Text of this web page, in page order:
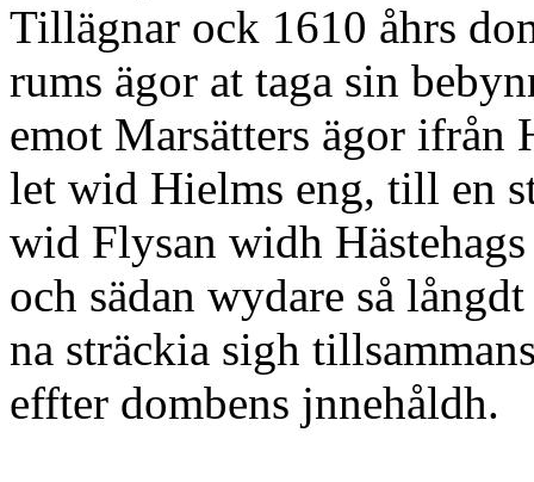
Tillägnar ock 1610 åhrs
rums ägor at taga sin
emot Marsätters ägor ifrån
let wid Hielms eng, till en
wid Flysan widh
och sädan wydare så
na sträckia sigh
effter dombens jnnehåldh.